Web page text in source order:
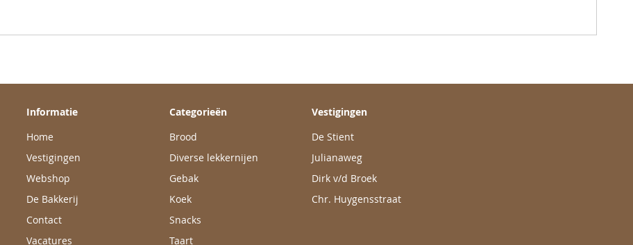
Informatie
Home
Vestigingen
Webshop
De Bakkerij
Contact
Vacatures
Categorieën
Brood
Diverse lekkernijen
Gebak
Koek
Snacks
Taart
Vestigingen
De Stient
Julianaweg
Dirk v/d Broek
Chr. Huygensstraat